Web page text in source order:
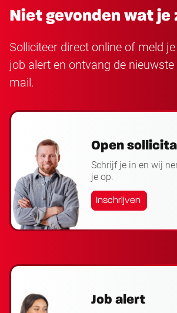
Niet gevonden wat je
Solliciteer direct online of meld
job alert en ontvang de
mail.
Open
Schrijf je in en wij
je op.
Inschrijven
Job alert